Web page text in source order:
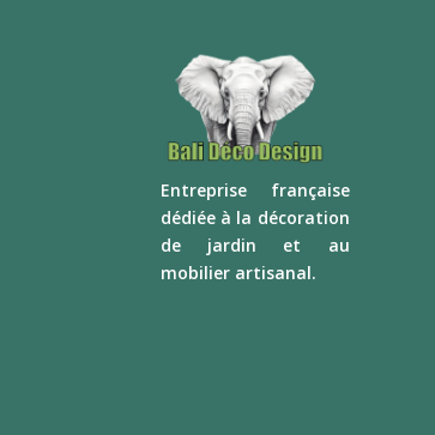
Entreprise française
dédiée à la décoration
de jardin et au
mobilier artisanal.